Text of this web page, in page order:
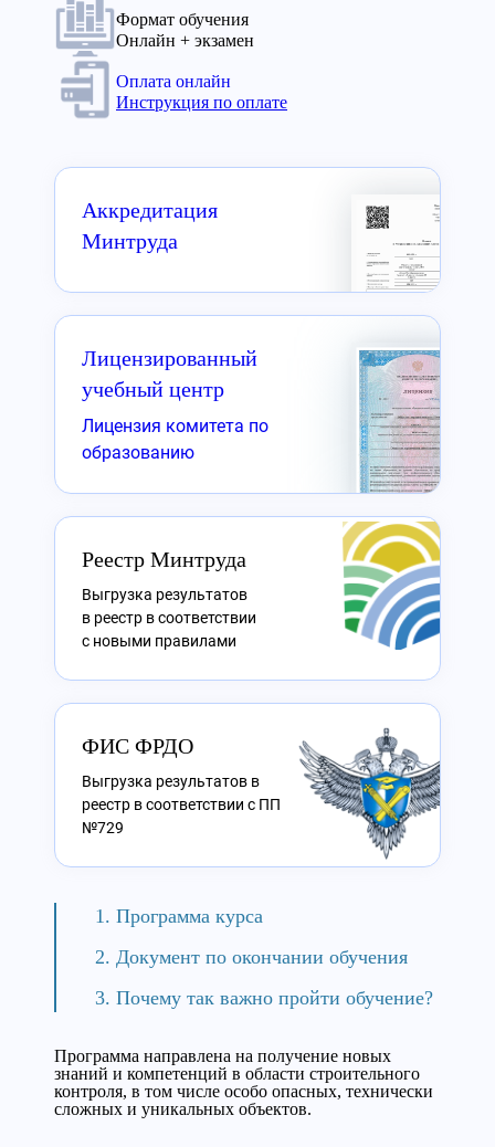
Формат обучения
Онлайн + экзамен
Оплата онлайн
Инструкция по оплате
Аккредитация
Минтруда
Лицензированный
учебный центр
Лицензия комитета по
образованию
Реестр Минтруда
Выгрузка результатов
в реестр в соответствии
с новыми правилами
ФИС ФРДО
Выгрузка результатов в
реестр в соответствии с ПП
№729
Программа курса
Документ по окончании обучения
Почему так важно пройти обучение?
Программа направлена на получение новых
знаний и компетенций в области строительного
контроля, в том числе особо опасных, технически
сложных и уникальных объектов.